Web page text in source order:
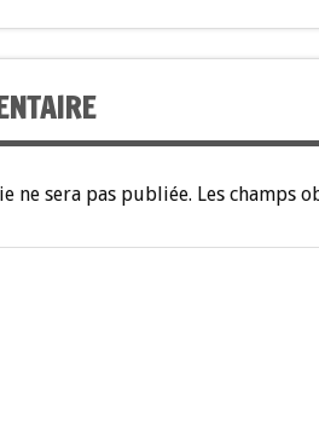
ne sera pas publiée. Les champs